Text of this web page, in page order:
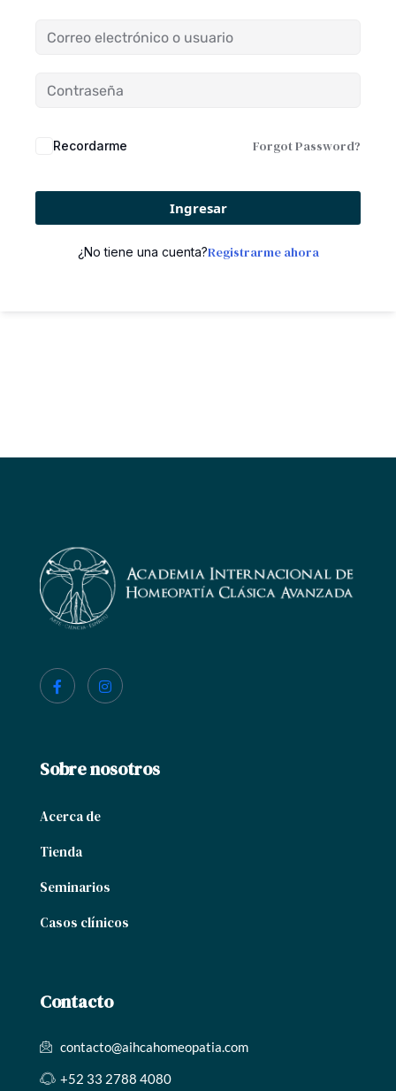
Recordarme Forgot Password?
Ingresar
¿No tiene una cuenta?Registrarme ahora
Sobre nosotros
Acerca de
Tienda
Seminarios
Casos clínicos
Contacto
contacto@aihcahomeopatia.com
+52 33 2788 4080